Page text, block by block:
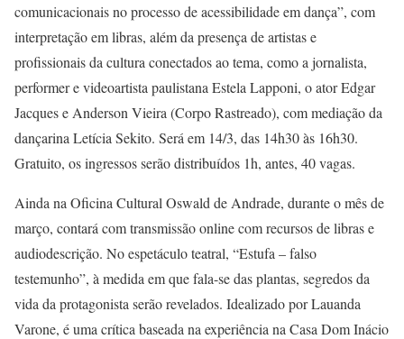
comunicacionais no processo de acessibilidade em dança”, com
interpretação em libras, além da presença de artistas e
profissionais da cultura conectados ao tema, como a jornalista,
performer e videoartista paulistana Estela Lapponi, o ator Edgar
Jacques e Anderson Vieira (Corpo Rastreado), com mediação da
dançarina Letícia Sekito. Será em 14/3, das 14h30 às 16h30.
Gratuito, os ingressos serão distribuídos 1h, antes, 40 vagas.
Ainda na Oficina Cultural Oswald de Andrade, durante o mês de
março, contará com transmissão online com recursos de libras e
audiodescrição. No espetáculo teatral, “Estufa – falso
testemunho”, à medida em que fala-se das plantas, segredos da
vida da protagonista serão revelados. Idealizado por Lauanda
Varone, é uma crítica baseada na experiência na Casa Dom Inácio